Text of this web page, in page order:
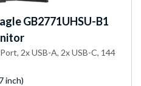
GB2771UHSU-B1
2x USB-A, 2x USB-C, 144
inch)